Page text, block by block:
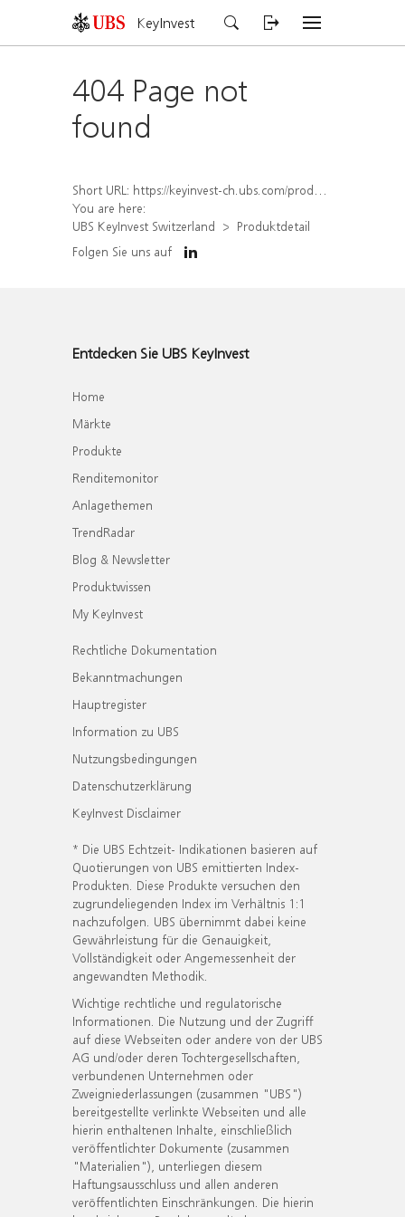
KeyInvest
404 Page not
found
Short URL: https://keyinvest-ch.ubs.com/produkt/detail/index/isin/CH1572306574
You are here:
UBS KeyInvest Switzerland
Produktdetail
Folgen Sie uns auf
Entdecken Sie UBS KeyInvest
Home
Märkte
Produkte
Renditemonitor
Anlagethemen
TrendRadar
Blog & Newsletter
Produktwissen
My KeyInvest
Rechtliche Dokumentation
Bekanntmachungen
Hauptregister
Information zu UBS
Nutzungsbedingungen
Datenschutzerklärung
KeyInvest Disclaimer
* Die UBS Echtzeit- Indikationen basieren auf
Quotierungen von UBS emittierten Index-
Produkten. Diese Produkte versuchen den
zugrundeliegenden Index im Verhältnis 1:1
nachzufolgen. UBS übernimmt dabei keine
Gewährleistung für die Genauigkeit,
Vollständigkeit oder Angemessenheit der
angewandten Methodik.
Wichtige rechtliche und regulatorische
Informationen. Die Nutzung und der Zugriff
auf diese Webseiten oder andere von der UBS
AG und/oder deren Tochtergesellschaften,
verbundenen Unternehmen oder
Zweigniederlassungen (zusammen "UBS")
bereitgestellte verlinkte Webseiten und alle
hierin enthaltenen Inhalte, einschließlich
veröffentlichter Dokumente (zusammen
"Materialien"), unterliegen diesem
Haftungsausschluss und allen anderen
veröffentlichten Einschränkungen. Die hierin